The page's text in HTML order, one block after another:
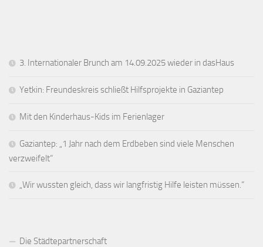
3. Internationaler Brunch am 14.09.2025 wieder in dasHaus
Yetkin: Freundeskreis schließt Hilfsprojekte in Gaziantep
Mit den Kinderhaus-Kids im Ferienlager
Gaziantep: „1 Jahr nach dem Erdbeben sind viele Menschen
verzweifelt“
„Wir wussten gleich, dass wir langfristig Hilfe leisten müssen.“
Die Städtepartnerschaft